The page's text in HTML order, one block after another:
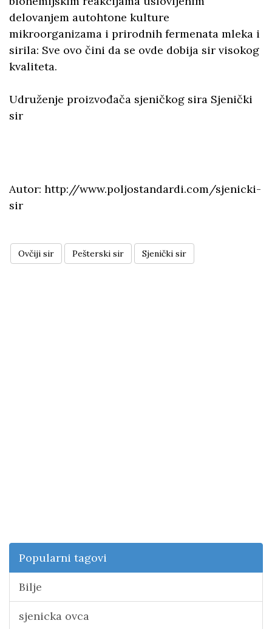
delovanjem autohtone kulture
mikroorganizama i prirodnih fermenata mleka i
sirila: Sve ovo čini da se ovde dobija sir visokog
kvaliteta.
Udruženje proizvođača sjeničkog sira Sjenički
sir
Autor: http://www.poljostandardi.com/sjenicki-
sir
Ovčiji sir Pešterski sir Sjenički sir
Popularni tagovi
Bilje
sjenicka ovca